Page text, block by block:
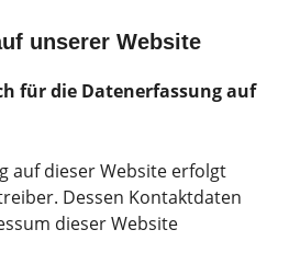
unserer Website
für die Datenerfassung auf
auf dieser Website erfolgt
Dessen Kontaktdaten
dieser Website